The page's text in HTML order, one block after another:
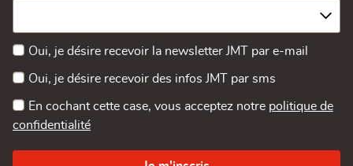
Oui, je désire recevoir la newsletter JMT par e-mail
Oui, je désire recevoir des infos JMT par sms
En cochant cette case, vous acceptez notre politique de
confidentialité